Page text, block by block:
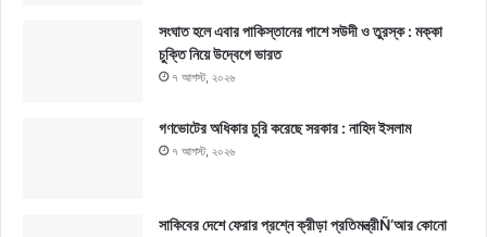
সংঘাত হলে এবার পাকিস্তানের পাশে সউদী ও তুরস্ক : মক্কা
চুক্তি নিয়ে উদ্বেগে ভারত
৭ আগস্ট, ২০২৬
গণভোটের অধিকার চুরি করেছে সরকার : নাহিদ ইসলাম
৭ আগস্ট, ২০২৬
সাকিবের দেশে ফেরার প্রশ্নে ক্রীড়া প্রতিমন্ত্রীÑ‘আর কোনো